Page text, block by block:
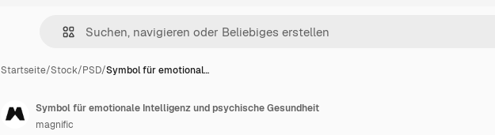
Startseite/Stock/PSD/Symbol für emotional…
Symbol für emotionale Intelligenz und psychische Gesundheit
magnific